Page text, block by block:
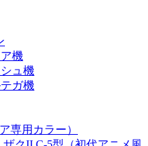
機
ュ機
ガ機
専用カラー）